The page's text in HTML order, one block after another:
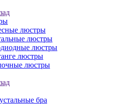
люстры
люстры
люстры
люстры
люстры
бра